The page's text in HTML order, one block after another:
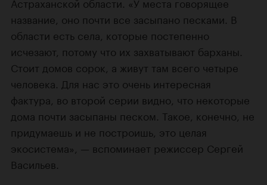
название, оно почти все засыпано песками. В
области есть села, которые постепенно
исчезают, потому что их захватывают барханы.
Стоит домов сорок, а живут там всего четыре
человека. Для нас это очень интересная
фактура, во второй серии видно, что некоторые
дома почти засыпаны песком. Такое, конечно, не
придумаешь и не построишь, это целая
экосистема», — вспоминает режиссер Сергей
Васильев.